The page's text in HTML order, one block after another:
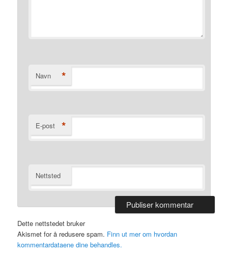
Navn *
E-post *
Nettsted
Dette nettstedet bruker
Akismet for å redusere spam. Finn ut mer om hvordan
kommentardataene dine behandles.